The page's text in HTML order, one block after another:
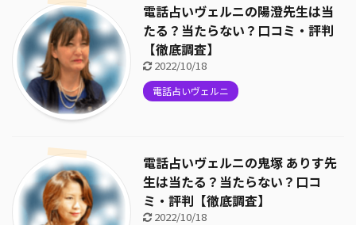
電話占いヴェルニの陽澄先生は当
たる？当たらない？口コミ・評判
【徹底調査】
2022/10/18
電話占いヴェルニ
電話占いヴェルニの鬼塚 ありす先
生は当たる？当たらない？口コ
ミ・評判【徹底調査】
2022/10/18